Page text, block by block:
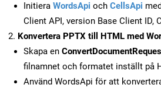
Initiera WordsApi och CellsApi
Client API, version Base Client ID,
Konvertera PPTX till HTML med
Skapa en
filnamnet och formatet inställt på
Använd WordsApi för att